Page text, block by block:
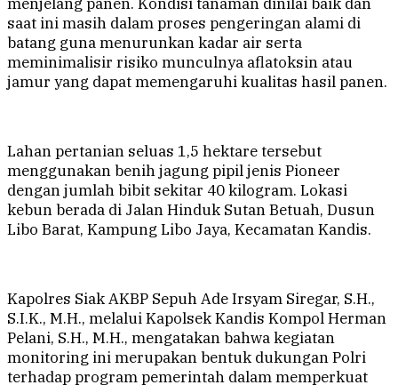
saat ini masih dalam proses pengeringan alami di
batang guna menurunkan kadar air serta
meminimalisir risiko munculnya aflatoksin atau
jamur yang dapat memengaruhi kualitas hasil panen.
Lahan pertanian seluas 1,5 hektare tersebut
menggunakan benih jagung pipil jenis Pioneer
dengan jumlah bibit sekitar 40 kilogram. Lokasi
kebun berada di Jalan Hinduk Sutan Betuah, Dusun
Libo Barat, Kampung Libo Jaya, Kecamatan Kandis.
Kapolres Siak AKBP Sepuh Ade Irsyam Siregar, S.H.,
S.I.K., M.H., melalui Kapolsek Kandis Kompol Herman
Pelani, S.H., M.H., mengatakan bahwa kegiatan
monitoring ini merupakan bentuk dukungan Polri
terhadap program pemerintah dalam memperkuat